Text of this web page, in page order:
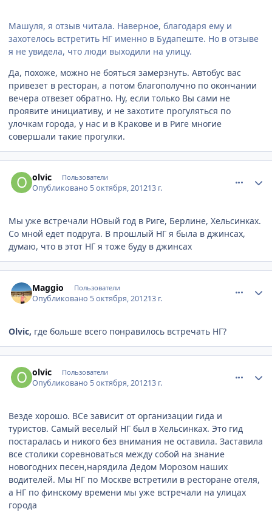
Машуля, я отзыв читала. Наверное, благодаря ему и
захотелось встретить НГ именно в Будапеште. Но в отзыве
я не увидела, что люди выходили на улицу.
Да, похоже, можно не бояться замерзнуть. Автобус вас
привезет в ресторан, а потом благополучно по окончании
вечера отвезет обратно. Ну, если только Вы сами не
проявите инициативу, и не захотите прогуляться по
улочкам города, у нас и в Кракове и в Риге многие
совершали такие прогулки.
olvic Пользователи
Опубликовано 5 октября, 201213 г.
Мы уже встречали НОвый год в Риге, Берлине, Хельсинках.
Со мной едет подруга. В прошлый НГ я была в джинсах,
думаю, что в этот НГ я тоже буду в джинсах
Maggio Пользователи
Опубликовано 5 октября, 201213 г.
Olvic, где больше всего понравилось встречать НГ?
olvic Пользователи
Опубликовано 5 октября, 201213 г.
Везде хорошо. ВСе зависит от организации гида и
туристов. Самый веселый НГ был в Хельсинках. Это гид
постаралась и никого без внимания не оставила. Заставила
все столики соревноваться между собой на знание
новогодних песен,нарядила Дедом Морозом наших
водителей. Мы НГ по Москве встретили в ресторане отеля,
а НГ по финскому времени мы уже встречали на улицах
города